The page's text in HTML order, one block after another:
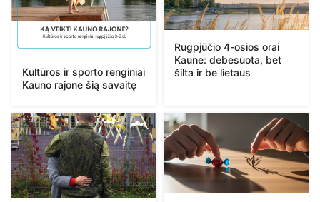
Kultūros ir sporto renginiai
Kauno rajone šią savaitę
Rugpjūčio 4-osios orai
Kaune: debesuota, bet
šilta ir be lietaus